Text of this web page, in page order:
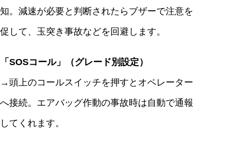
知。減速が必要と判断されたらブザーで注意を
促して、玉突き事故などを回避します。
「SOSコール」（グレード別設定）
→頭上のコールスイッチを押すとオペレーター
へ接続。エアバッグ作動の事故時は自動で通報
してくれます。